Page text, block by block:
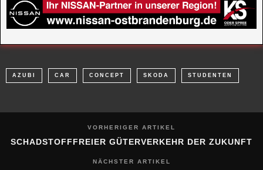
AZUBI CAR CONCEPT SKODA STUDENTEN
VORHERIGER ARTIKEL
SCHADSTOFFFREIER GÜTERVERKEHR DER ZUKUNFT
NÄCHSTER ARTIKEL